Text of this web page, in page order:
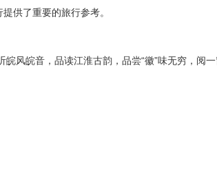
供了重要的旅行参考。
皖音，品读江淮古韵，品尝“徽”味无穷，阅